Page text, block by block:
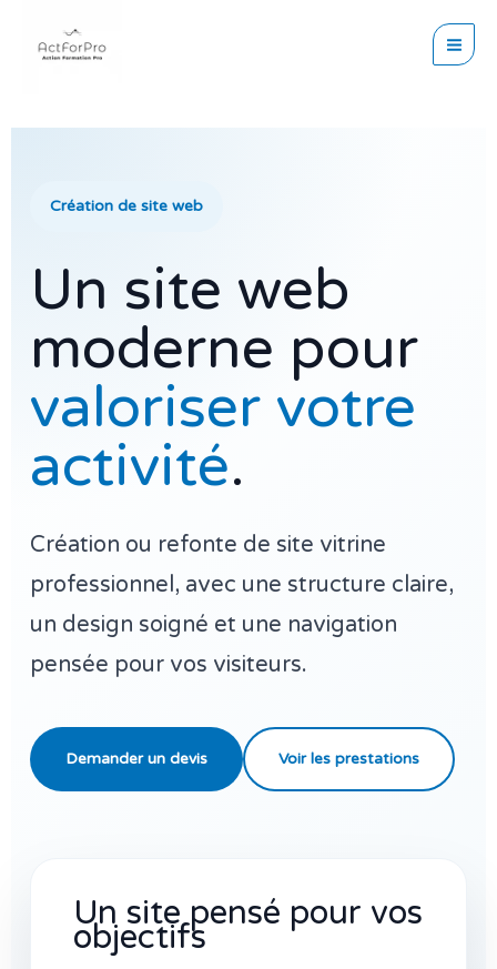
contenu
Création de site web
Un site web
moderne pour
valoriser votre
activité.
Création ou refonte de site vitrine
professionnel, avec une structure claire,
un design soigné et une navigation
pensée pour vos visiteurs.
Demander un devis Voir les prestations
Un site pensé pour vos
objectifs